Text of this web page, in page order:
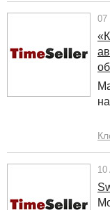
07
10